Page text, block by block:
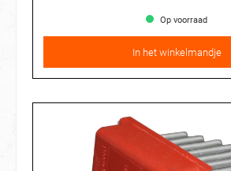
Op voorraad
In het winkelmandje